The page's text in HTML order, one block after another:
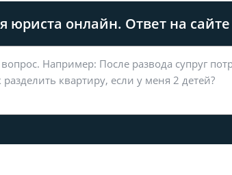
юриста онлайн. Ответ на